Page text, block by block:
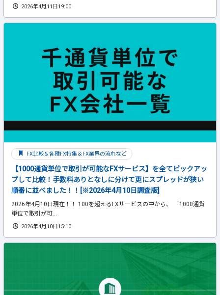
2026年4月11日19:00
FX比較＆各種FX特集＆FX業界の流れなど
【1000通貨単位で取引が可能なFXサービス】を全てピックアッ
プして比較！手数料ありとなしに分けて更にスプレッドが狭い
順番に並べました！！[※2026年4月10日調査版]
2026年4月10日現在！！ 100を超えるFXサービスの中から、 『1000通貨
単位で取引が可...
2026年4月10日15:10